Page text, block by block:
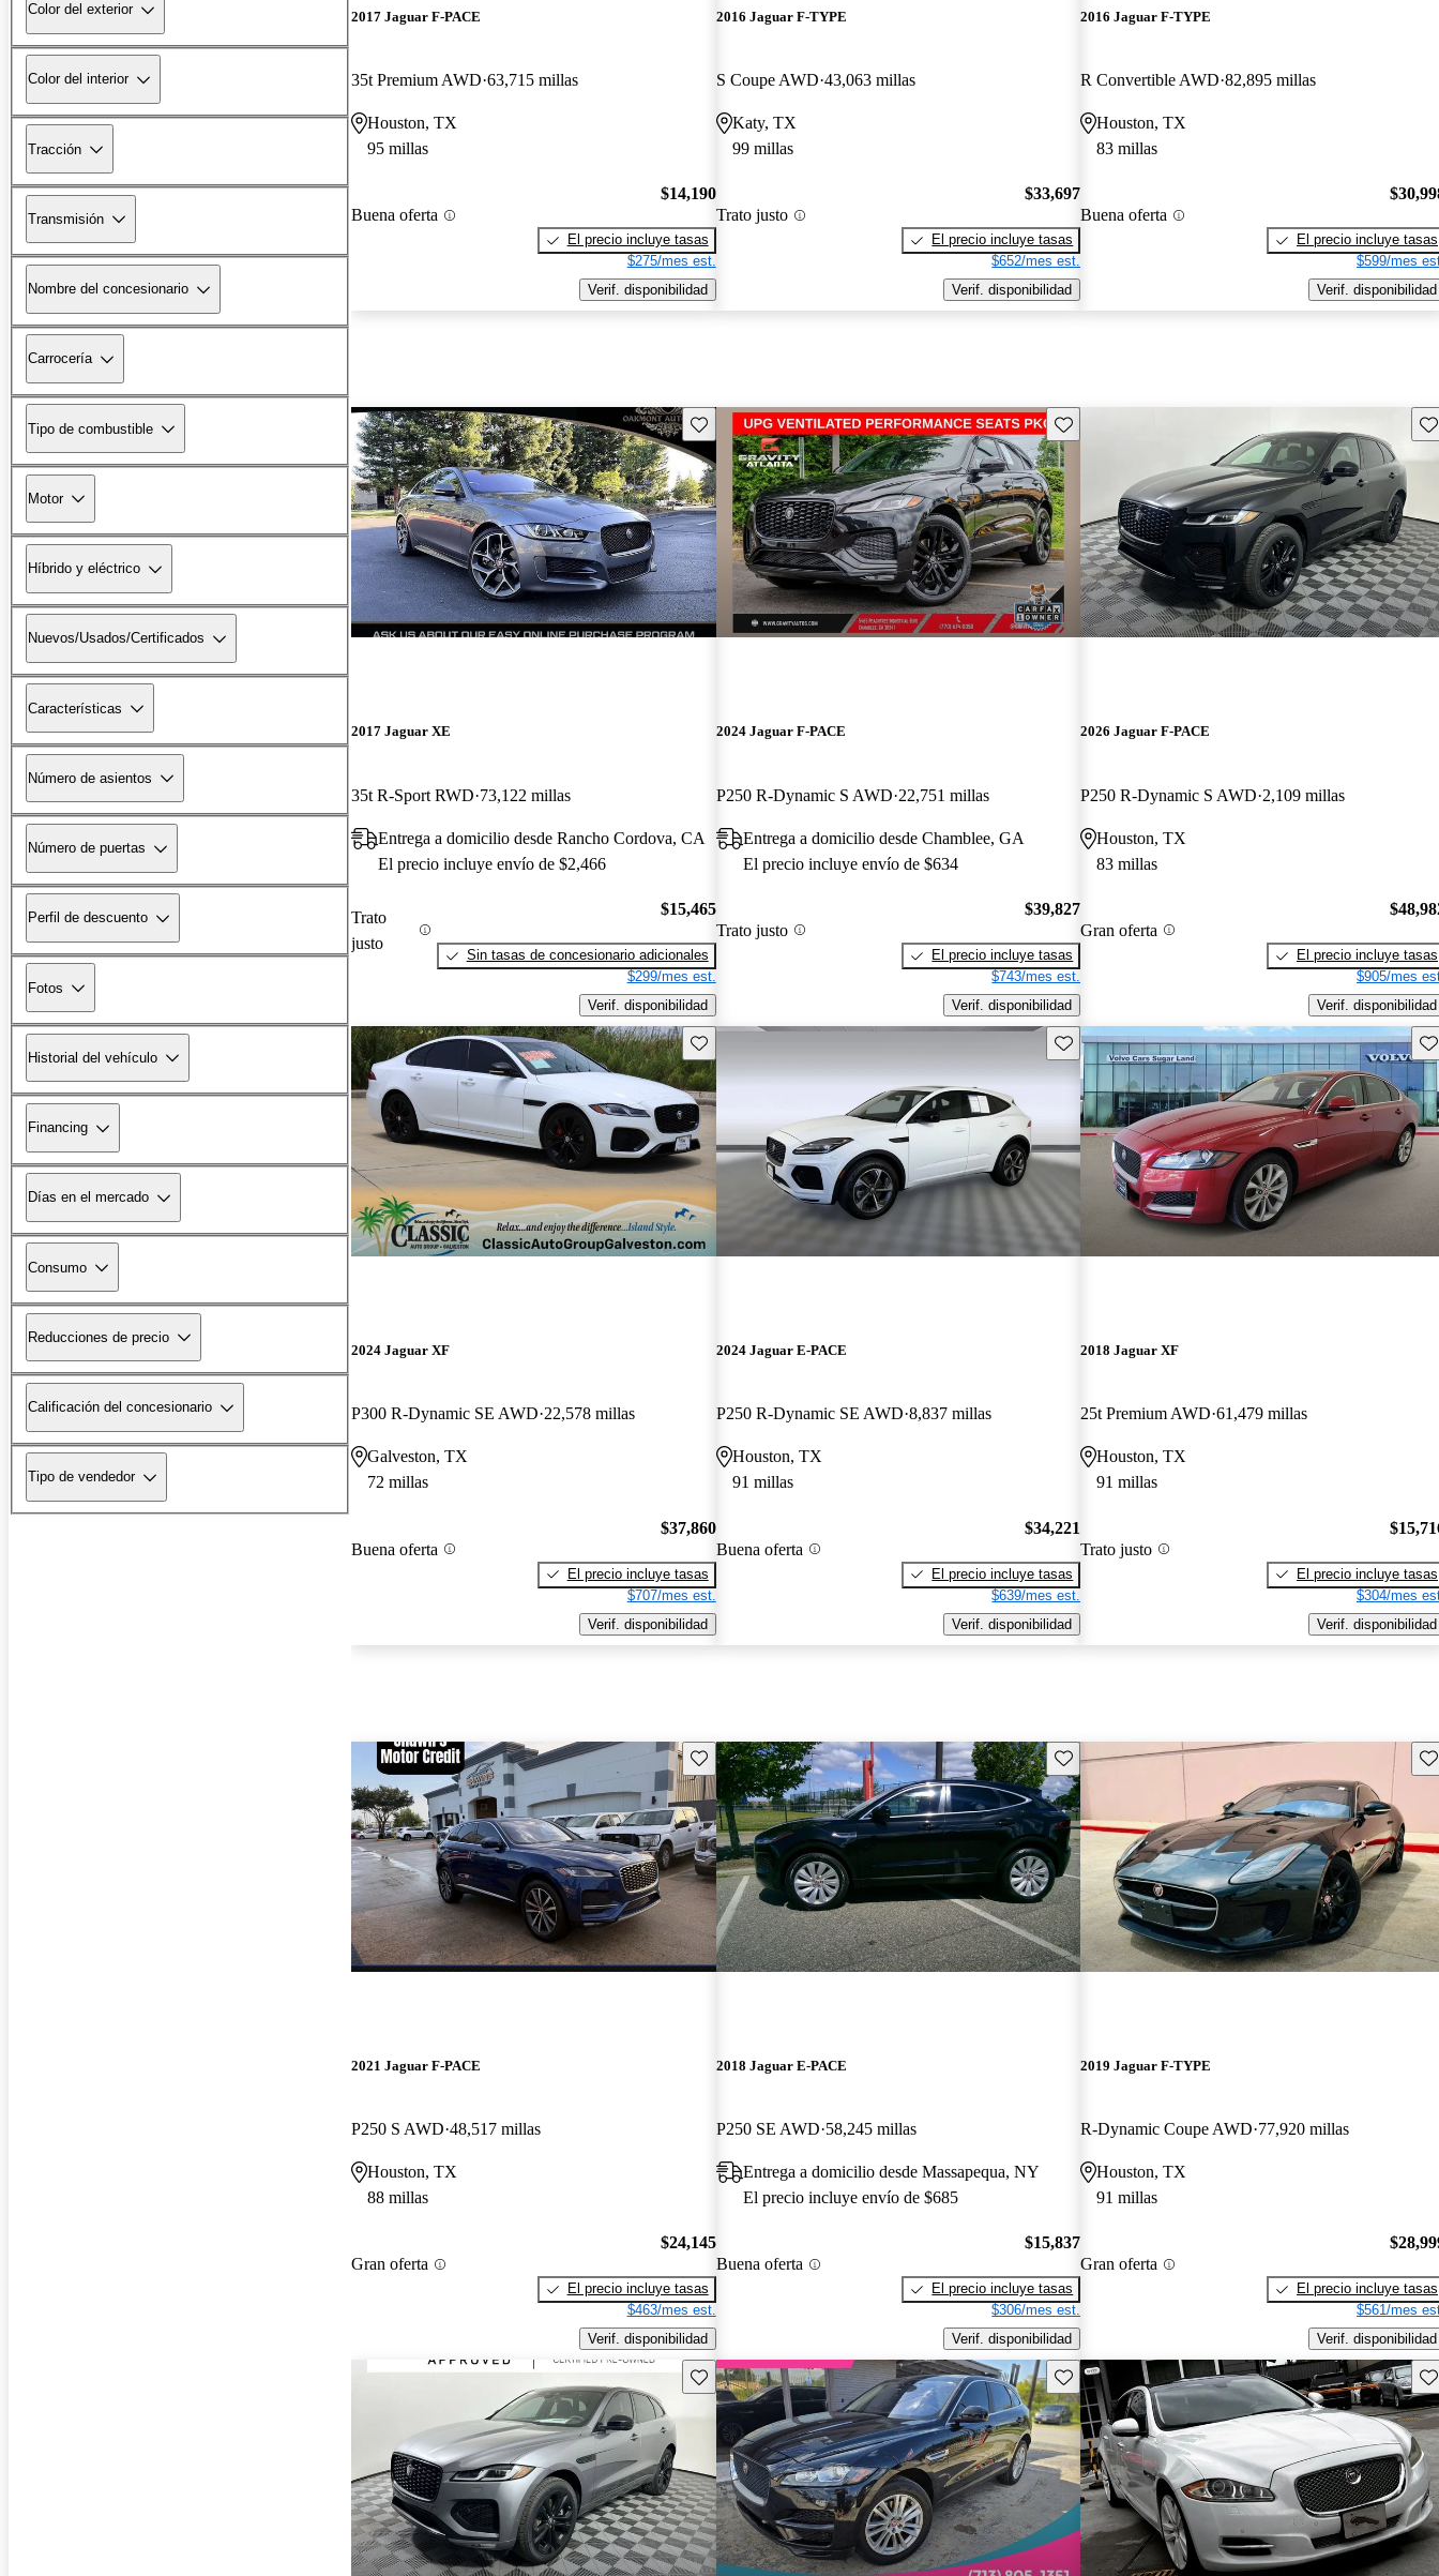
Color del exterior
Color del interior
Tracción
Transmisión
Nombre del concesionario
Carrocería
Tipo de combustible
Motor
Híbrido y eléctrico
Nuevos/Usados/Certificados
Características
Número de asientos
Número de puertas
Perfil de descuento
Fotos
Historial del vehículo
Financing
Días en el mercado
Consumo
Reducciones de precio
Calificación del concesionario
Tipo de vendedor
2017 Jaguar F-PACE
35t Premium AWD 63,715 millas
Houston, TX
95 millas
Buena oferta
$14,190
El precio incluye tasas
$275/mes est.
Verif. disponibilidad
2016 Jaguar F-TYPE
S Coupe AWD 43,063 millas
Katy, TX
99 millas
Trato justo
$33,697
El precio incluye tasas
$652/mes est.
Verif. disponibilidad
2016 Jaguar F-TYPE
R Convertible AWD 82,895 millas
Houston, TX
83 millas
Buena oferta
El precio incluye tasas
$599/mes
Verif. disponibilidad
Guarda este Aviso
2017 Jaguar XE
35t R-Sport RWD 73,122 millas
Entrega a domicilio desde Rancho Cordova, CA
El precio incluye envío de $2,466
Trato
justo
$15,465
Sin tasas de concesionario adicionales
$299/mes est.
Verif. disponibilidad
Guarda este Aviso
2024 Jaguar F-PACE
P250 R-Dynamic S AWD 22,751 millas
Entrega a domicilio desde Chamblee, GA
El precio incluye envío de $634
Trato justo
$39,827
El precio incluye tasas
$743/mes est.
Verif. disponibilidad
2026 Jaguar F-PACE
P250 R-Dynamic S AWD 2,109 millas
Houston, TX
83 millas
Gran oferta
El precio incluye tasas
$905/mes
Verif. disponibilidad
Guarda este Aviso
2024 Jaguar XF
P300 R-Dynamic SE AWD 22,578 millas
Galveston, TX
72 millas
Buena oferta
$37,860
El precio incluye tasas
$707/mes est.
Verif. disponibilidad
Guarda este Aviso
2024 Jaguar E-PACE
P250 R-Dynamic SE AWD 8,837 millas
Houston, TX
91 millas
Buena oferta
$34,221
El precio incluye tasas
$639/mes est.
Verif. disponibilidad
2018 Jaguar XF
25t Premium AWD 61,479 millas
Houston, TX
91 millas
Trato justo
El precio incluye tasas
$304/mes
Verif. disponibilidad
Guarda este Aviso
2021 Jaguar F-PACE
P250 S AWD 48,517 millas
Houston, TX
88 millas
Gran oferta
$24,145
El precio incluye tasas
$463/mes est.
Verif. disponibilidad
Guarda este Aviso
2018 Jaguar E-PACE
P250 SE AWD 58,245 millas
Entrega a domicilio desde Massapequa, NY
El precio incluye envío de $685
Buena oferta
$15,837
El precio incluye tasas
$306/mes est.
Verif. disponibilidad
2019 Jaguar F-TYPE
R-Dynamic Coupe AWD 77,920 millas
Houston, TX
91 millas
Gran oferta
El precio incluye tasas
$561/mes
Verif. disponibilidad
Guarda este Aviso Guarda este Aviso